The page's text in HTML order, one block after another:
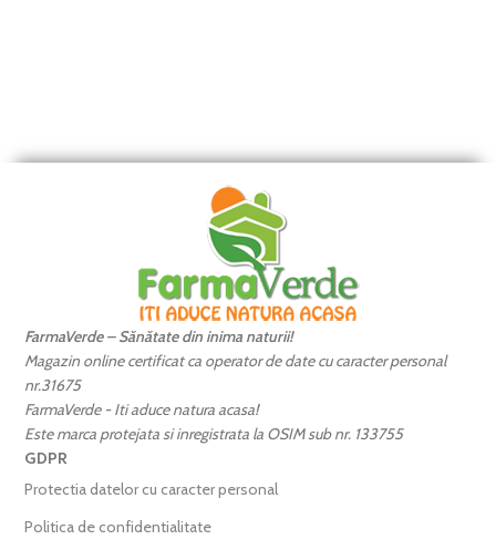
FarmaVerde – Sănătate din inima naturii!
Magazin online certificat ca operator de date cu caracter personal
nr.31675
FarmaVerde - Iti aduce natura acasa!
Este marca protejata si inregistrata la OSIM sub nr. 133755
GDPR
Protectia datelor cu caracter personal
Politica de confidentialitate